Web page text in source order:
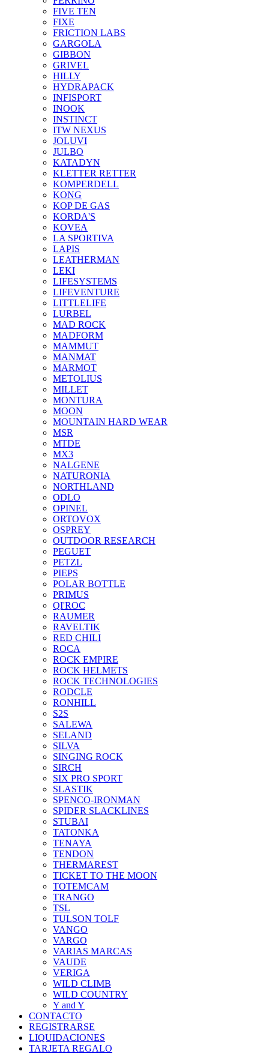
FIVE TEN
FIXE
FRICTION LABS
GARGOLA
GIBBON
GRIVEL
HILLY
HYDRAPACK
INFISPORT
INOOK
INSTINCT
ITW NEXUS
JOLUVI
JULBO
KATADYN
KLETTER RETTER
KOMPERDELL
KONG
KOP DE GAS
KORDA'S
KOVEA
LA SPORTIVA
LAPIS
LEATHERMAN
LEKI
LIFESYSTEMS
LIFEVENTURE
LITTLELIFE
LURBEL
MAD ROCK
MADFORM
MAMMUT
MANMAT
MARMOT
METOLIUS
MILLET
MONTURA
MOON
MOUNTAIN HARD WEAR
MSR
MTDE
MX3
NALGENE
NATURONIA
NORTHLAND
ODLO
OPINEL
ORTOVOX
OSPREY
OUTDOOR RESEARCH
PEGUET
PETZL
PIEPS
POLAR BOTTLE
PRIMUS
QI'ROC
RAUMER
RAVELTIK
RED CHILI
ROCA
ROCK EMPIRE
ROCK HELMETS
ROCK TECHNOLOGIES
RODCLE
RONHILL
S2S
SALEWA
SELAND
SILVA
SINGING ROCK
SIRCH
SIX PRO SPORT
SLASTIK
SPENCO-IRONMAN
SPIDER SLACKLINES
STUBAI
TATONKA
TENAYA
TENDON
THERMAREST
TICKET TO THE MOON
TOTEMCAM
TRANGO
TSL
TULSON TOLF
VANGO
VARGO
VARIAS MARCAS
VAUDE
VERIGA
WILD CLIMB
WILD COUNTRY
Y and Y
CONTACTO
REGISTRARSE
LIQUIDACIONES
TARJETA REGALO